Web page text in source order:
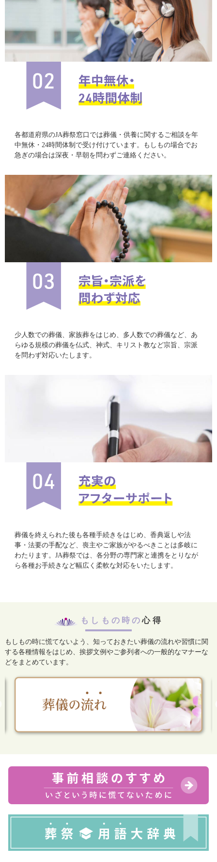
各都道府県のJA葬祭窓口では葬儀・供養に関するご相談を年
中無休・24時間体制で受け付けています。もしもの場合でお
急ぎの場合は深夜・早朝を問わずご連絡ください。
少人数での葬儀、家族葬をはじめ、多人数での葬儀など、あ
らゆる規模の葬儀を仏式、神式、キリスト教など宗旨、宗派
を問わず対応いたします。
葬儀を終えられた後も各種手続きをはじめ、香典返しや法
事・法要の手配など、喪主やご家族がやるべきことは多岐に
わたります。JA葬祭では、各分野の専門家と連携をとりなが
ら各種お手続きなど幅広く柔軟な対応をいたします。
もしもの時の心得
もしもの時に慌てないよう、知っておきたい葬儀の流れや習慣に関
する各種情報をはじめ、 挨拶文例やご参列者への一般的なマナーな
どをまとめています。